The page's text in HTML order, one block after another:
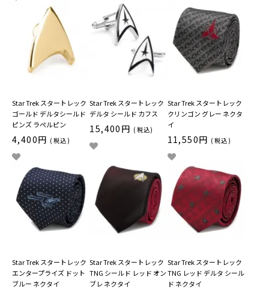
Star Trek スタートレック
ゴールド デルタシールド
ピンズ ラぺルピン
4,400円 (税込)
Star Trek スタートレック
デルタ シールド カフス
15,400円 (税込)
Star Trek スタートレック
クリンゴン グレー ネクタ
イ
11,550円 (税込)
Star Trek スタートレック
エンタープライズ ドット
ブルー ネクタイ
Star Trek スタートレック
TNG シールド レッド オン
ブレ ネクタイ
Star Trek スタートレック
TNG レッド デルタ シール
ド ネクタイ